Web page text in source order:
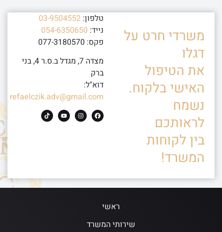
משרדי חרט על
דגלו
את הטיפול
האישי בלקוח.
נשמח
לראותכם
בין לקוחות
המשרד!
טלפון: 03-9504552
נייד: 054-6350650
פקס: 077-3180570
מצדה 7, מגדל ב.ס.ר 4, בני
ברק
דוא"ל:
refaelczik.adv@gmail.com
ראשי
שירותי המשרד